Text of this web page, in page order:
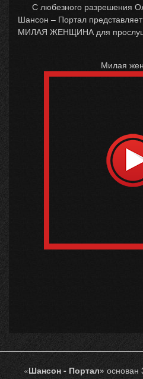
С любезного разрешения
Шансон – Портал
МИЛАЯ ЖЕНЩИНА для
Милая
«Шансон - Портал» основан